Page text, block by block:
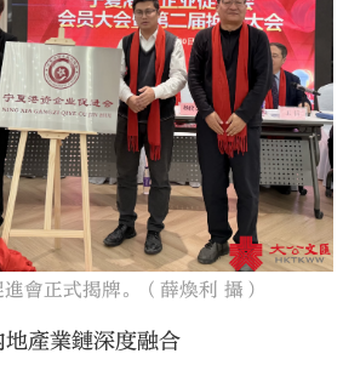
會正式揭牌。（薛煥利 攝）
產業鏈深度融合